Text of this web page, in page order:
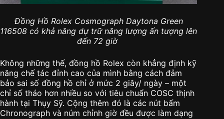
Đồng Hồ Rolex Cosmograph Daytona Green
116508 có khả năng dự trữ năng lượng ấn tượng lên
đến 72 giờ
Không những thế, đồng hồ Rolex còn khẳng định kỹ
năng chế tác đỉnh cao của mình bằng cách đảm
bảo sai số đồng hồ chỉ ở mức 2 giây/ ngày – một
chỉ số tháo hơn nhiều so với tiêu chuẩn COSC thịnh
hành tại Thụy Sỹ. Cộng thêm đó là các nút bấm
Chronograph và núm chỉnh giờ đều được làm dạng